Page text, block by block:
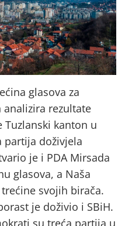
glasova za
analizira rezultate
kanton u
partija doživjela
je i PDA Mirsada
glasova, a Naša
svojih birača.
je doživio i SBiH.
su treća partija u